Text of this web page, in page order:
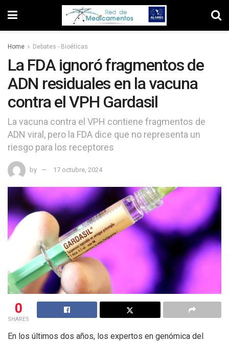
Home Debates - Bioéticas
La FDA ignoró fragmentos de
ADN residuales en la vacuna
contra el VPH Gardasil
La vacuna contra el VPH contiene fragmentos de
ADN viral, pero la FDA dice que no representa un
riesgo para los receptores
by 17 octubre, 2024
0
SHARES
En los últimos dos años, los expertos en genómica del